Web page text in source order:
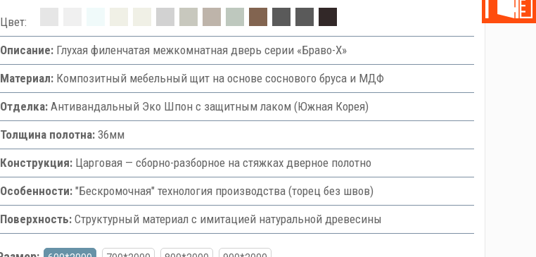
Цвет:
Описание:Глухая филенчатая межкомнатная дверь серии «Браво-Х»
Материал:Композитный мебельный щит на основе соснового бруса и МДФ
Отделка:Антивандальный Эко Шпон с защитным лаком (Южная Корея)
Толщина полотна:36мм
Конструкция:Царговая — сборно-разборное на стяжках дверное полотно
Особенности:"Бескромочная" технология производства (торец без швов)
Поверхность:Структурный материал с имитацией натуральной древесины